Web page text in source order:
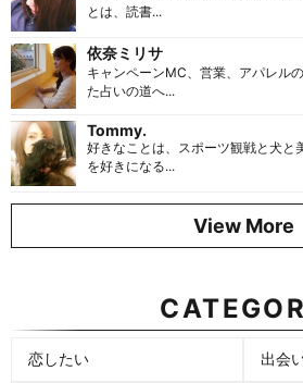
とは、読書...
依奈ミリサ
キャンペーンMC、営業、アパレル
た占いの道へ...
Tommy.
好きなことは、スポーツ観戦と犬と
を好きになる...
View More
恋したい 出会